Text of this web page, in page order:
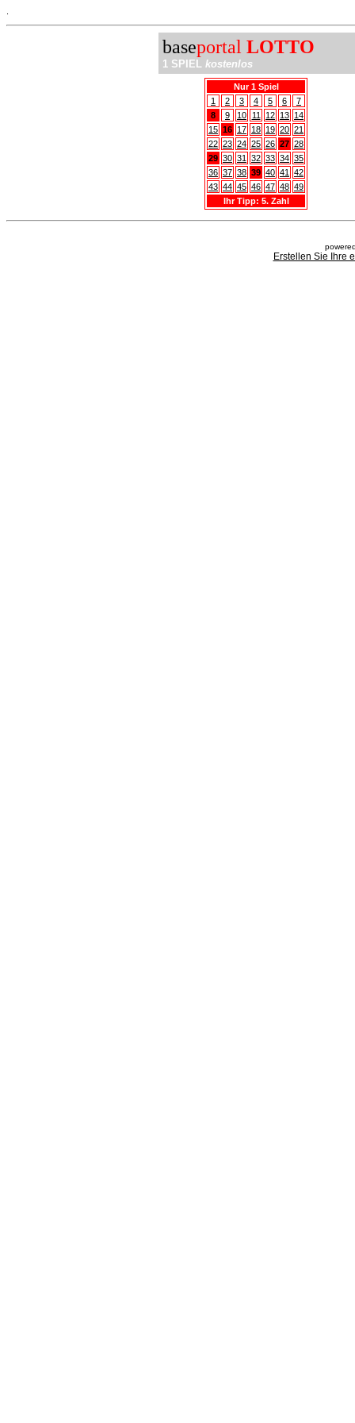
baseportal LOTTO
1 SPIEL kostenlos
Nur 1 Spiel
1
2 3 4 5 6
7
8
9 10 11 12 13 14
15 16 17 18 19 20 21
22 23 24 25 26 27 28
29 30 31 32 33 34 35
36 37 38 39 40 41
42
43 44 45 46 47 48 49
Ihr Tipp: 5. Zahl
Erstellen Sie Ihre